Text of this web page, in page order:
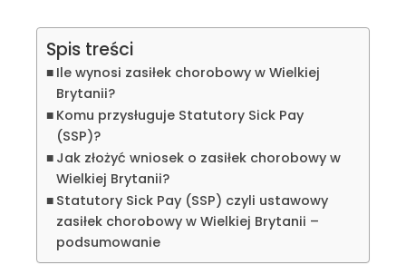
Spis treści
Ile wynosi zasiłek chorobowy w Wielkiej
Brytanii?
Komu przysługuje Statutory Sick Pay
(SSP)?
Jak złożyć wniosek o zasiłek chorobowy w
Wielkiej Brytanii?
Statutory Sick Pay (SSP) czyli ustawowy
zasiłek chorobowy w Wielkiej Brytanii –
podsumowanie